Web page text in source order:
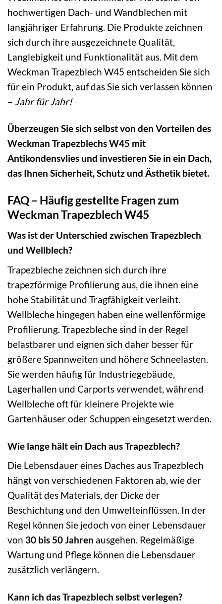
hochwertigen Dach- und Wandblechen mit
langjähriger Erfahrung. Die Produkte zeichnen
sich durch ihre ausgezeichnete Qualität,
Langlebigkeit und Funktionalität aus. Mit dem
Weckman Trapezblech W45 entscheiden Sie sich
für ein Produkt, auf das Sie sich verlassen können
– Jahr für Jahr!
Überzeugen Sie sich selbst von den Vorteilen des
Weckman Trapezblechs W45 mit
Antikondensvlies und investieren Sie in ein Dach,
das Ihnen Sicherheit, Schutz und Ästhetik bietet.
FAQ – Häufig gestellte Fragen zum
Weckman Trapezblech W45
Was ist der Unterschied zwischen Trapezblech
und Wellblech?
Trapezbleche zeichnen sich durch ihre
trapezförmige Profilierung aus, die ihnen eine
hohe Stabilität und Tragfähigkeit verleiht.
Wellbleche hingegen haben eine wellenförmige
Profilierung. Trapezbleche sind in der Regel
belastbarer und eignen sich daher besser für
größere Spannweiten und höhere Schneelasten.
Sie werden häufig für Industriegebäude,
Lagerhallen und Carports verwendet, während
Wellbleche oft für kleinere Projekte wie
Gartenhäuser oder Schuppen eingesetzt werden.
Wie lange hält ein Dach aus Trapezblech?
Die Lebensdauer eines Daches aus Trapezblech
hängt von verschiedenen Faktoren ab, wie der
Qualität des Materials, der Dicke der
Beschichtung und den Umwelteinflüssen. In der
Regel können Sie jedoch von einer Lebensdauer
von 30 bis 50 Jahren ausgehen. Regelmäßige
Wartung und Pflege können die Lebensdauer
zusätzlich verlängern.
Kann ich das Trapezblech selbst verlegen?